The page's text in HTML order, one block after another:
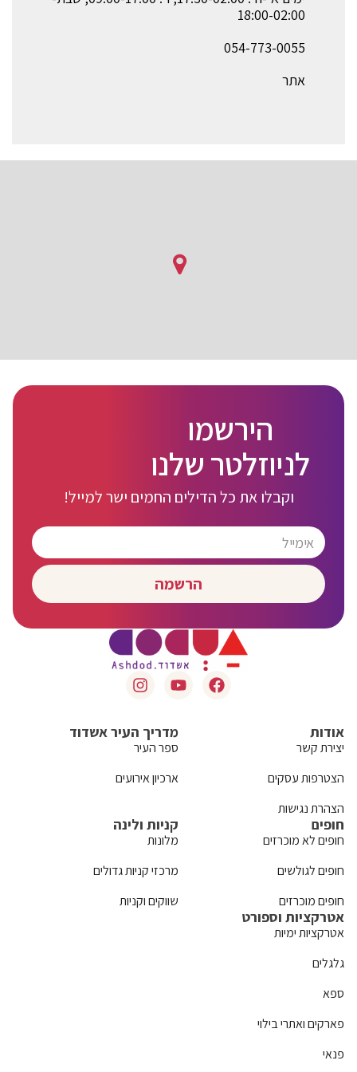
18:00-02:00
אתר
הירשמו
לניוזלטר שלנו
וקבלו את כל הדילים החמים ישר למייל!
הרשמה
אודות
יצירת קשר
הצטרפות עסקים
הצהרת נגישות
מדריך העיר אשדוד
ספר העיר
ארכיון אירועים
חופים
חופים לא מוכרזים
חופים לגולשים
חופים מוכרזים
קניות ולינה
מלונות
מרכזי קניות גדולים
שווקים וקניות
אטרקציות וספורט
אטרקציות ימיות
גלגלים
ספא
פארקים ואתרי בילוי
פנאי